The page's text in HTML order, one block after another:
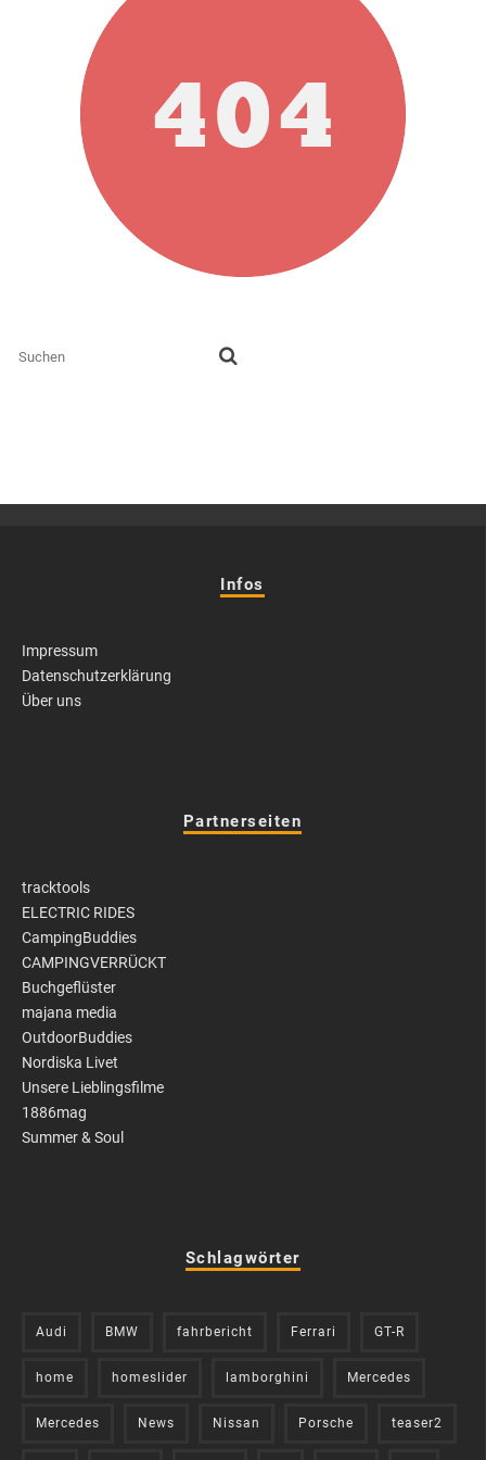
Infos
Impressum
Datenschutzerklärung
Über uns
Partnerseiten
tracktools
ELECTRIC RIDES
CampingBuddies
CAMPINGVERRÜCKT
Buchgeflüster
majana media
OutdoorBuddies
Nordiska Livet
Unsere Lieblingsfilme
1886mag
Summer & Soul
Schlagwörter
Audi BMW fahrbericht Ferrari GT-R
home homeslider lamborghini Mercedes
Mercedes News Nissan Porsche teaser2